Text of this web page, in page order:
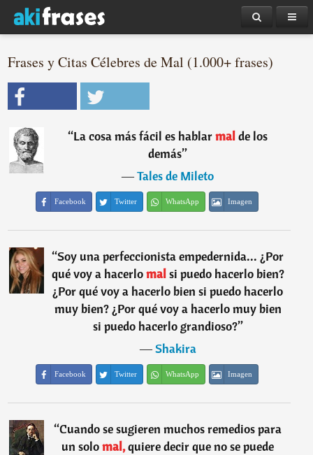
Frases y Citas Célebres de Mal (1.000+ frases)
“La cosa más fácil es hablarmalde los
demás”
―Tales de Mileto
Facebook Twitter WhatsApp Imagen
“Soy una perfeccionista empedernida... ¿Por
qué voy a hacerlomalsi puedo hacerlo bien?
¿Por qué voy a hacerlo bien si puedo hacerlo
muy bien? ¿Por qué voy a hacerlo muy bien
si puedo hacerlo grandioso?”
―Shakira
Facebook Twitter WhatsApp Imagen
“Cuando se sugieren muchos remedios para
un solomal,quiere decir que no se puede